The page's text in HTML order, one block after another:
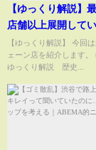
【ゆっくり解説】
店舗以上展開して
た」チェーン店！
ゃんと覚えてる…？
【ゆっくり解説】 今回
ェーン店を紹介します
ゆっくり解説 歴史...